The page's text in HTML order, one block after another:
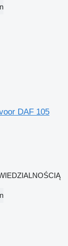
DAF 105